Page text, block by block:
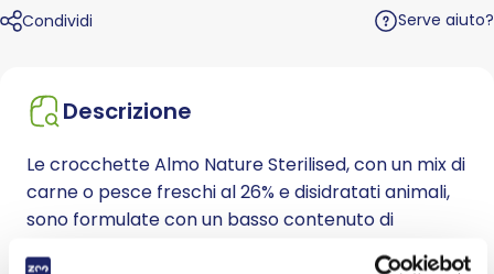
Condividi Serve aiuto?
Descrizione
Le crocchette Almo Nature Sterilised, con un mix di
carne o pesce freschi al 26% e disidratati animali,
sono formulate con un basso contenuto di